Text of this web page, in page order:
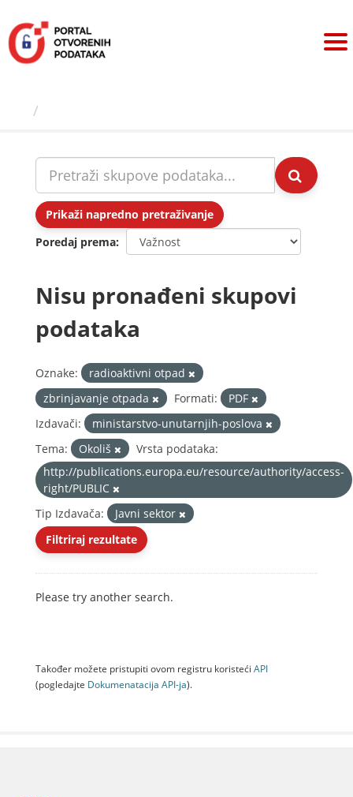
sadržaj
Prikaži napredno pretraživanje
Poredaj prema
Nisu pronađeni skupovi
podataka
Oznake:
radioaktivni otpad
zbrinjavanje otpada
Formati:
PDF
Izdavači:
ministarstvo-unutarnjih-poslova
Tema:
Okoliš
Vrsta podataka:
http://publications.europa.eu/resource/authority/access-
right/PUBLIC
Tip Izdavača:
Javni sektor
Filtriraj rezultate
Please try another search.
Također možete pristupiti ovom registru koristeći API
(pogledajte Dokumenаtаcijа API-jа).